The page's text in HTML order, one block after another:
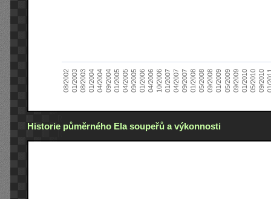
08/200201/200308/200301/200404/200409/200401/200504/200509/200501/200604/200610/200601/200704/200709/200701/200805/200809/200801/200905/200909/200901/201005/201009/2010
Historie půměrného Ela soupeřů a výkonnosti